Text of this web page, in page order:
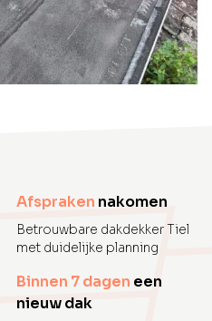
Afspraken nakomen
Betrouwbare dakdekker Tiel
met duidelijke planning
Binnen 7 dagen een
nieuw dak